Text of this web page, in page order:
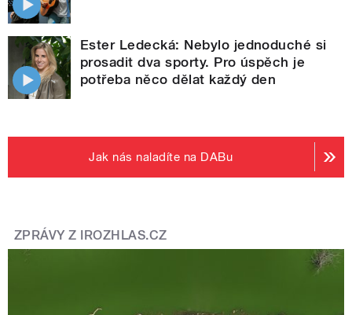
Ester Ledecká: Nebylo jednoduché si
prosadit dva sporty. Pro úspěch je
potřeba něco dělat každý den
Jak nás naladíte na DABu
ZPRÁVY Z IROZHLAS.CZ